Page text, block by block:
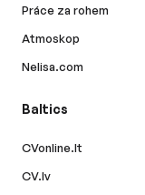
Práce za rohem
Atmoskop
Nelisa.com
Baltics
CVonline.lt
CV.lv